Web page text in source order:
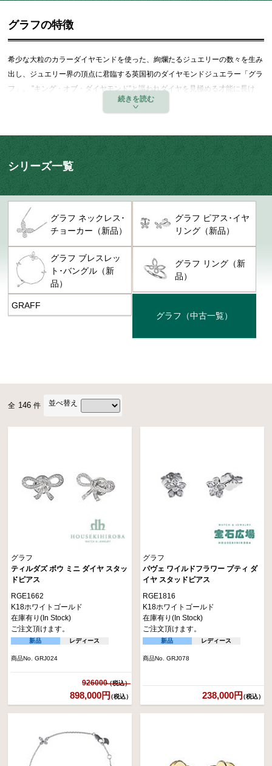
グラフの特徴
希少な大粒のカラーダイヤモンドを使った、絢爛たるジュエリーの数々を生み
出し、ジュエリー界の頂点に君臨する英国初のダイヤモンドジュエラー「グラ
フ」。 ”キング・オブ・ダイヤモンド”と謳われダイヤを見極める才能に長け
た、創業者であり現会長のオフィサー・ローレンス・グラフ氏は、ダイヤモン
最上級のダイヤモンドを取り扱うグラフの評判は高く、アジアの富豪や中東の
賞 "Queen's Award" を受賞しました。
巨大な原石を自社でカットできる、グラフだけの技術とノウハウにより厳選さ
れた石が、ロンドン本社の熟練の職人の手で丁寧に研磨され、美しいジュエリ
ーとなって誕生します。 また、原石からジュエリーになるまでの仕入れ・加
工・販売の生産流通を自社で一貫して行うことで、徹底した品質管理を実現し
ています。
シリーズ一覧
グラフ ネックレス･
チョーカー（新品）
グラフ ピアス･イヤ
リング（新品）
グラフ ブレスレッ
ト･バングル（新
品）
グラフ リング（新
品）
GRAFF
グラフ （中古一覧）
全 146 件 並べ替え
グラフ
ティルダズ ボウ ミニ ダイヤ スタッ
ドピアス
RGE1662
K18ホワイトゴールド
在庫有り(In Stock)
ご注文頂けます。
新品 レディース
商品No. GRJ024
926000
898,000円（税込）
グラフ
パヴェ ワイルドフラワー プティ ダ
イヤ スタッドピアス
RGE1816
K18ホワイトゴールド
在庫有り(In Stock)
ご注文頂けます。
新品 レディース
商品No. GRJ078
238,000円（税込）